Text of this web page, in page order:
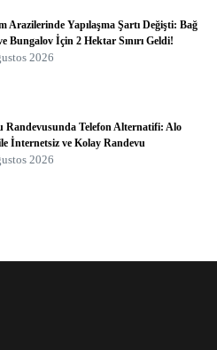
Arazilerinde Yapılaşma Şartı Değişti: Bağ
Bungalov İçin 2 Hektar Sınırı Geldi!
2026
Randevusunda Telefon Alternatifi: Alo
İnternetsiz ve Kolay Randevu
2026